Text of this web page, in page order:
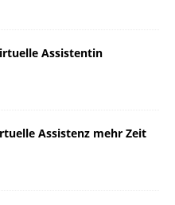
Assistentin
Assistenz mehr Zeit